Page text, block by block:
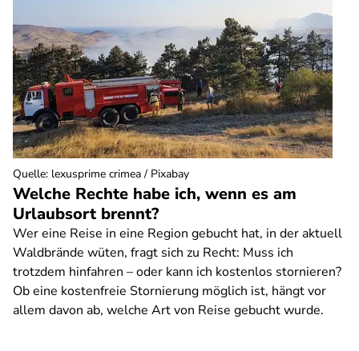
Welche Rechte habe ich, wenn es am
Urlaubsort brennt?
Wer eine Reise in eine Region gebucht hat, in der aktuell
Waldbrände wüten, fragt sich zu Recht: Muss ich
trotzdem hinfahren – oder kann ich kostenlos stornieren?
Ob eine kostenfreie Stornierung möglich ist, hängt vor
allem davon ab, welche Art von Reise gebucht wurde.
Quelle: lexusprime crimea / Pixabay